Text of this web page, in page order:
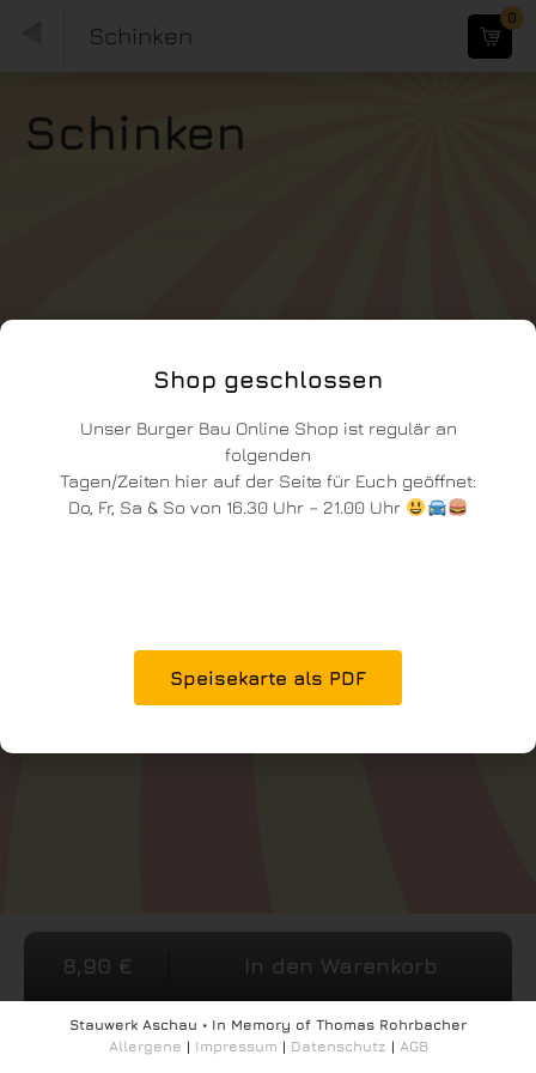
Schinken
0
Schinken
8,90 € In den Warenkorb
Stauwerk Aschau • In Memory of Thomas Rohrbacher
Allergene | Impressum | Datenschutz | AGB
Shop geschlossen
Unser Burger Bau Online Shop ist regulär an
folgenden
Tagen/Zeiten hier auf der Seite für Euch geöffnet:
Do, Fr, Sa & So von 16.30 Uhr – 21.00 Uhr
Speisekarte als PDF